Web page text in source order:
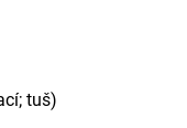
tuš)